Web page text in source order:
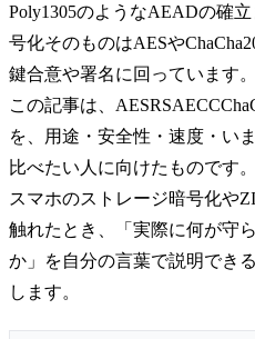
Poly1305のようなAEADの確
号化そのものはAESや
鍵合意や署名に回っています。
この記事は、
を、用途・安全性・速度・い
比べたい人に向けたものです。
スマホのストレージ暗号化や
触れたとき、「実際に何が守
か」を自分の言葉で説明でき
します。